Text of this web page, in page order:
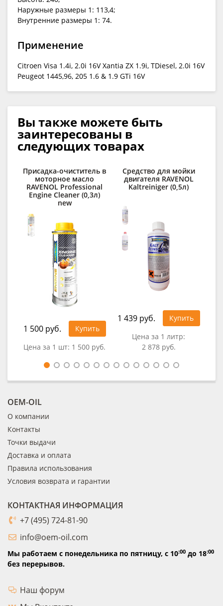
Наружные размеры 1: 113,4;
Внутренние размеры 1: 74.
Применение
Citroen Visa 1.4i, 2.0i 16V Xantia ZX 1.9i, TDiesel, 2.0i 16V
Peugeot 1445,96, 205 1.6 & 1.9 GTi 16V
Вы также можете быть
заинтересованы в
следующих товарах
Присадка-очиститель в
моторное масло
RAVENOL Professional
Engine Cleaner (0,3л)
new
1 500 руб.
Купить
Цена за 1 шт: 1 500 руб.
Средство для мойки
двигателя RAVENOL
Kaltreiniger (0,5л)
1 439 руб.
Купить
Цена за 1 литр:
2 878 руб.
OEM-OIL
О компании
Контакты
Точки выдачи
Доставка и оплата
Правила использования
Условия возврата и гарантии
КОНТАКТНАЯ ИНФОРМАЦИЯ
+7 (495) 724-81-90
info@oem-oil.com
Мы работаем с понедельника по пятницу, с 10:00 до 18:00
без перерывов.
Наш форум